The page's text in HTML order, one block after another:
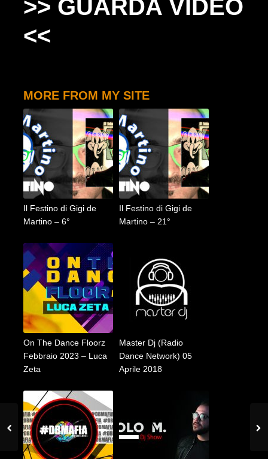
>> GUARDA VIDEO
<<
MORE FROM MY SITE
Il Festino di Gigi de
Martino – 6°
Il Festino di Gigi de
Martino – 21°
On The Dance Floorz
Febbraio 2023 – Luca
Zeta
Master Dj (Radio
Dance Network) 05
Aprile 2018